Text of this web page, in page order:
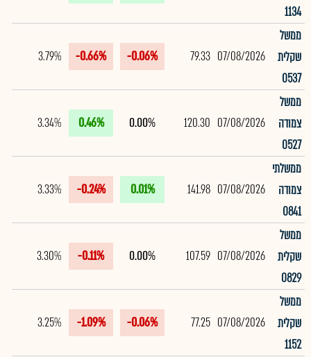
1134
ממשל
שקלית
0537
07/08/2026
79.33
-0.06%
-0.66%
3.79%
ממשל
צמודה
0527
07/08/2026
120.30
0.00%
0.46%
3.34%
ממשלתי
צמודה
0841
07/08/2026
141.98
0.01%
-0.24%
3.33%
ממשל
שקלית
0829
07/08/2026
107.59
0.00%
-0.11%
3.30%
ממשל
שקלית
1152
07/08/2026
77.25
-0.06%
-1.09%
3.25%